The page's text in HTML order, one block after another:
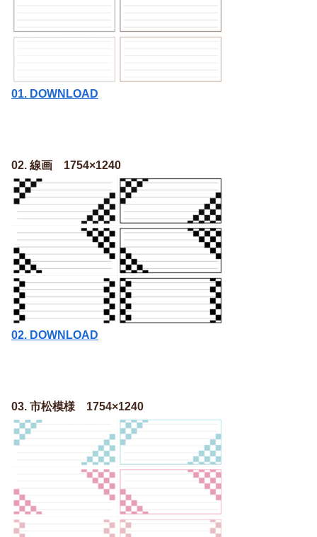
01. DOWNLOAD
02. 線画 1754×1240
02. DOWNLOAD
03. 市松模様 1754×1240